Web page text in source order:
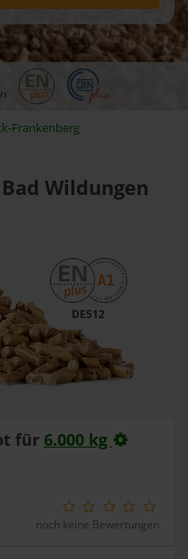
Frankenberg
Wildungen
DE512
für 6.000 kg
noch keine Bewertungen